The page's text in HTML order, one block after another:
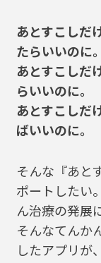
あとすこしだ
たらいいのに。
あとすこしだ
らいいのに。
あとすこしだ
ばいいのに。
そんな『あと
ポートしたい
ん治療の発展
そんなてんか
したアプリが